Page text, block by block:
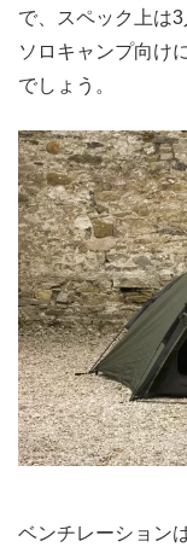
で、スペック上は
ソロキャンプ向け
でしょう。
ベンチレーション